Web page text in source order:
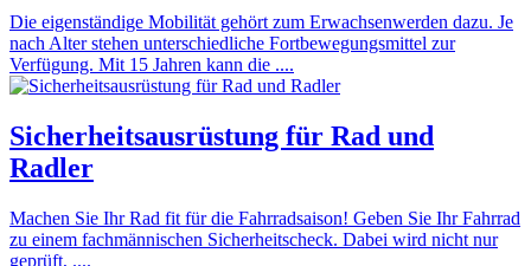
Die eigenständige Mobilität gehört zum Erwachsenwerden dazu. Je
nach Alter stehen unterschiedliche Fortbewegungsmittel zur
Verfügung. Mit 15 Jahren kann die ....
Sicherheitsausrüstung für Rad und
Radler
Machen Sie Ihr Rad fit für die Fahrradsaison! Geben Sie Ihr Fahrrad
zu einem fachmännischen Sicherheitscheck. Dabei wird nicht nur
geprüft, ....